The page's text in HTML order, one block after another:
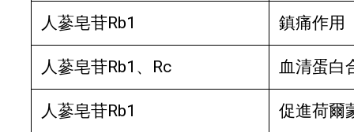
人蔘皂苷Rb1 鎮痛作用
人蔘皂苷Rb1、Rc 血清蛋白
人蔘皂苷Rb1 促進荷爾